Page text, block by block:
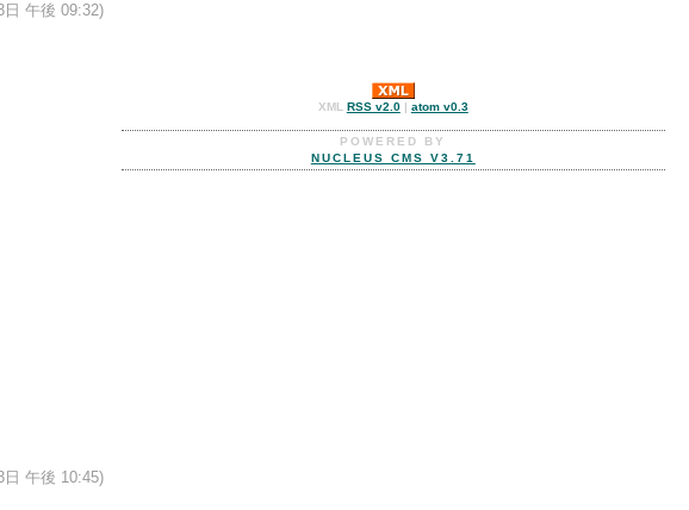
日 午後 09:32)
日 午後 10:45)
XML RSS v2.0| atom v0.3
POWERED BY
NUCLEUS CMS V3.71